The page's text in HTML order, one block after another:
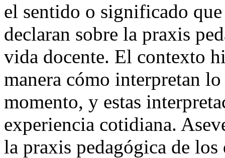
el sentido o significado
declaran sobre la praxis
vida docente. El contexto
manera cómo interpretan
momento, y estas
experiencia cotidiana.
la praxis pedagógica de